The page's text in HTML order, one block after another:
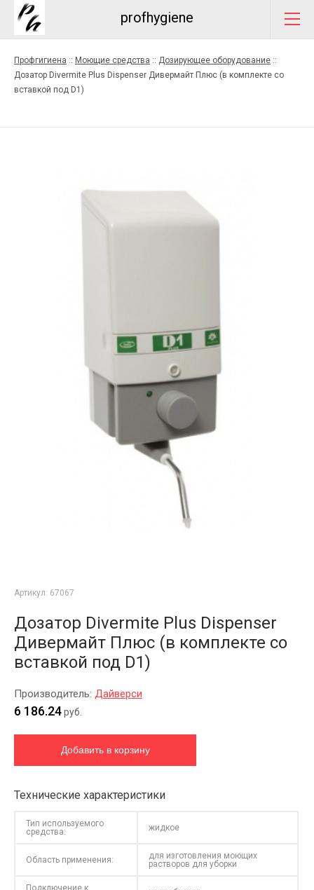
profhygiene
Профгигиена :: Моющие средства :: Дозирующее оборудование ::
Дозатор Divermite Plus Dispenser Дивермайт Плюс (в комплекте со
вставкой под D1)
Артикул: 67067
Дозатор Divermite Plus Dispenser
Дивермайт Плюс (в комплекте со
вставкой под D1)
Производитель: Дайверси
6 186.24руб.
Технические характеристики
Тип используемого
средства:
жидкое
Область применения:
для изготовления моющих
растворов для уборки
Подключение к